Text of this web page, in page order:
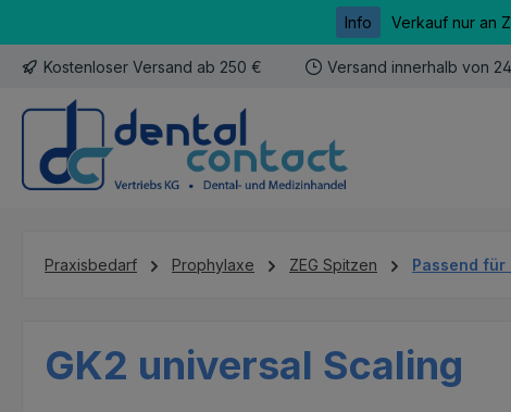
Info Verkauf nur an
Kostenloser Versand ab 250 € Versand innerhalb von
Praxisbedarf Prophylaxe ZEG Spitzen Passend für
GK2 universal Scaling